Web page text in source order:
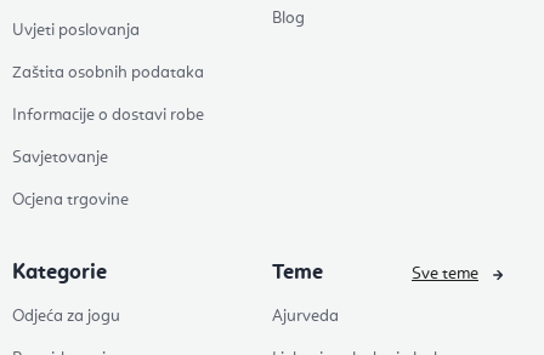
Uvjeti poslovanja
Zaštita osobnih podataka
Informacije o dostavi robe
Savjetovanje
Ocjena trgovine
Blog
Kategorie
Odjeća za jogu
Teme
Ajurveda
Sve teme